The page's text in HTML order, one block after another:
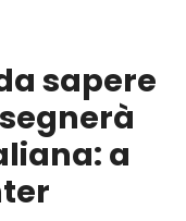
sapere
a